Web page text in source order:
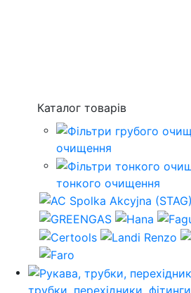
Каталог товарів
очищення
тонкого очищення
трубки, перехідники, фітинги